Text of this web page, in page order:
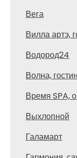
Вега
Вилла артэ,
Водород24
Волна,
Время SPA,
Выхлопной
Галамарт